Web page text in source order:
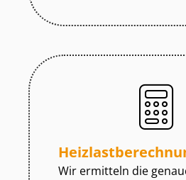
Wir ermitteln die